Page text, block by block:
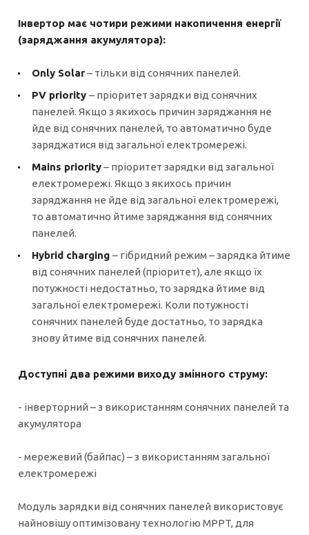
Інвертор має чотири режими накопичення енергії
(заряджання акумулятора):
Only Solar– тільки від сонячних панелей.
PV priority – пріоритет зарядки від сонячних
панелей. Якщо з якихось причин заряджання не
йде від сонячних панелей, то автоматично буде
заряджатися від загальної електромережі.
Mains priority– пріоритет зарядки від загальної
електромережі. Якщо з якихось причин
заряджання не йде від загальної електромережі,
то автоматично йтиме заряджання від сонячних
панелей.
Hybrid charging – гібридний режим – зарядка йтиме
від сонячних панелей (пріоритет), але якщо їх
потужності недостатньо, то зарядка йтиме від
загальної електромережі. Коли потужності
сонячних панелей буде достатньо, то зарядка
знову йтиме від сонячних панелей.
Доступні два режими виходу змінного струму:
- інверторний – з використанням сонячних панелей та
акумулятора
- мережевий (байпас) – з використанням загальної
електромережі
Модуль зарядки від сонячних панелей використовує
найновішу оптимізовану технологію MPPT, для